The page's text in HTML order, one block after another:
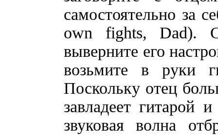
самостоятельно за
own fights, Dad).
выверните его
возьмите в руки
Поскольку отец
завладеет гитарой
звуковая волна